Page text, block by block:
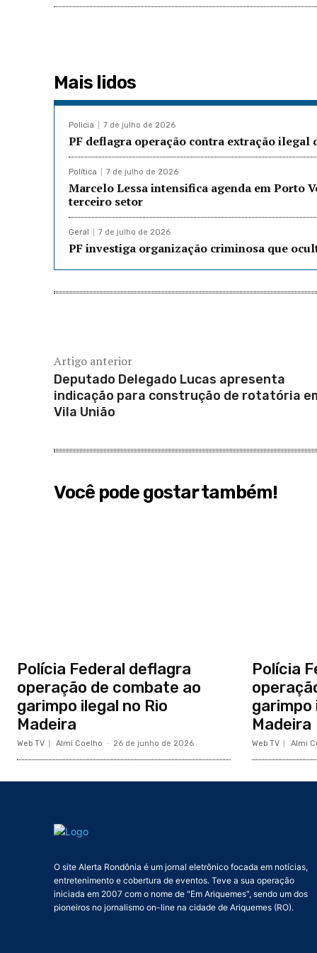
Mais lidos
Policia 7 de julho de 2026
PF deflagra operação contra extração
Política 7 de julho de 2026
Marcelo Lessa intensifica agenda em Porto
terceiro setor
Geral 7 de julho de 2026
PF investiga organização criminosa que
Artigo anterior
Deputado Delegado Lucas apresenta
indicação para construção de rotatória
Vila União
Você pode gostar também!
Polícia Federal deflagra
operação de combate ao
garimpo ilegal no Rio
Madeira
Web TV Almi Coelho - 26 de junho de 2026
Polícia
garimpo
Madeira
Web TV Almi
O site Alerta Rondônia é um jornal eletrônico focada em notícias,
entretenimento e cobertura de eventos. Teve a sua operação
iniciada em 2007 com o nome de "Em Ariquemes", sendo um dos
pioneiros no jornalismo on-line na cidade de Ariquemes (RO).